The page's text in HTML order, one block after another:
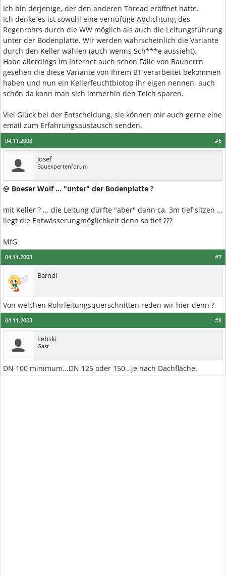
Ich bin derjenige, der den anderen Thread eröffnet hatte.
Ich denke es ist sowohl eine vernüftige Abdichtung des
Regenrohrs durch die WW möglich als auch die Leitungsführung
unter der Bodenplatte. Wir werden wahrscheinlich die Variante
durch den Keller wählen (auch wenns Sch***e aussieht).
Habe allerdings im Internet auch schon Fälle von Bauherrn
gesehen die diese Variante von Ihrem BT verarbeitet bekommen
haben und nun ein Kellerfeuchtbiotop ihr eigen nennen, auch
schön da kann man sich immerhin den Teich sparen.
Viel Glück bei der Entscheidung, sie können mir auch gerne eine
email zum Erfahrungsaustausch senden.
#6
04.11.2003
Josef
Bauexpertenforum
@ Boeser Wolf ... "unter" der Bodenplatte ?
mit Keller ? ... die Leitung dürfte "aber" dann ca. 3m tief sitzen ...
liegt die Entwässerungmöglichkeit denn so tief ???
MfG
#7
04.11.2003
Berndi
Von welchen Rohrleitungsquerschnitten reden wir hier denn ?
#8
04.11.2003
Lebski
Gast
DN 100 minimum...DN 125 oder 150...je nach Dachfläche.